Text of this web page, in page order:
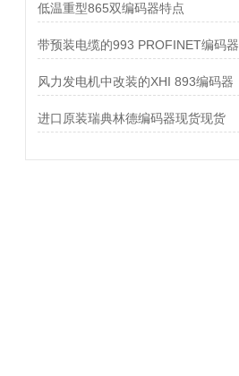
低温重型865双编码器特点
带预装电缆的993 PROFINET编码器
风力发电机中改装的XHI 893编码器
进口原装瑞典林德编码器现货现货